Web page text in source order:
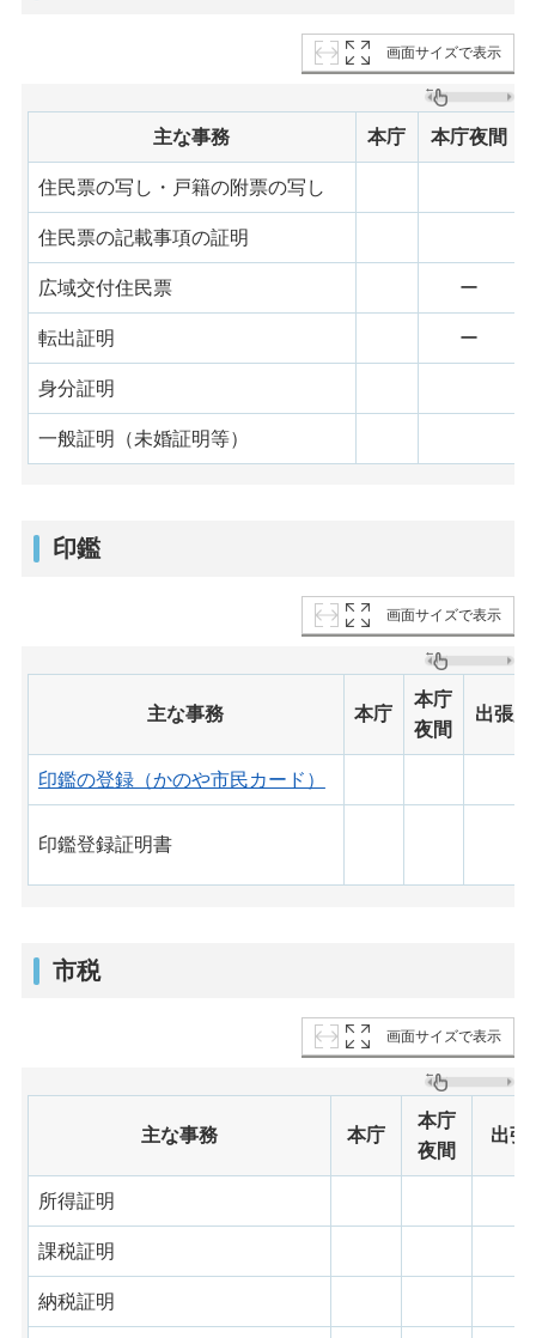
画面サイズで表示
主な事務 本庁 本庁夜間
住民票の写し・戸籍の附票の写し
住民票の記載事項の証明
広域交付住民票 ー
転出証明 ー
身分証明
一般証明（未婚証明等）
印鑑
画面サイズで表示
主な事務 本庁
本庁
夜間
出張所
印鑑の登録（かのや市民カード）
印鑑登録証明書
市税
画面サイズで表示
主な事務 本庁
本庁
夜間
出張
所得証明
課税証明
納税証明